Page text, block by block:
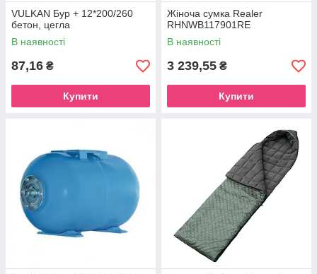
VULKAN Бур + 12*200/260
бетон, цегла
В наявності
87,16 ₴
Купити
Жіноча сумка Realer
RHNWB117901RE
В наявності
3 239,55 ₴
Купити